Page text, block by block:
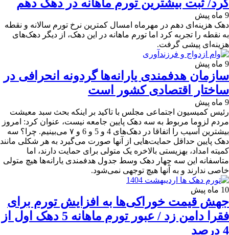
کرد/ ثبت بیشترین تورم ماهانه در دهک دهم
9 ماه پیش
دهک هزینه‌ای دهم در مهرماه امسال کمترین نرخ تورم سالانه و نقطه
به نقطه را تجربه کرد اما تورم ماهانه در این دهک، از دیگر دهک‌های
هزینه‌ای پیشی گرفت.
9 ماه پیش
سازمان هدفمندی یارانه‌ها گردونه انحرافی در
ساختار اقتصادی کشور است
9 ماه پیش
رئیس کمیسیون اجتماعی مجلس با تاکید بر اینکه بحث سبد معیشت
مردم لزوما مربوط به سه دهک پایین جامعه نیست، عنوان کرد: امروز
بیشترین آسیب را اتفاقا در دهک‌های 4 و 5 و 6 و ۷ می‌بینیم. چرا؟ سه
دهک پایین حداقل حمایت‌هایی از آنها صورت می‌گیرد به هر شکلی مانند
کمیته امداد، بهزیستی بالاخره یک متولی برای حمایت دارند، اما
متاسفانه این سه چهار دهک وسط جدول هدفمندی یارانه‌ها هیچ متولی
خاصی ندارند و به آنها هیچ توجهی نمی‌شود.
10 ماه پیش
جهش قیمت خوراکی‌ها به افزایش تورم برای
فقرا دامن زد / عبور تورم ماهانه 5 دهک اول از
4 درصد